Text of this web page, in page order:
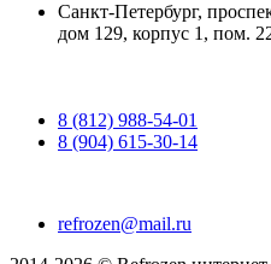
Санкт-Петербург,
дом 129, корпус 1, пом.
8 (812) 988-54-01
8 (904) 615-30-14
refrozen@mail.ru